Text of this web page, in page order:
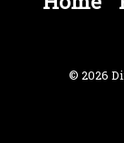
© 2026